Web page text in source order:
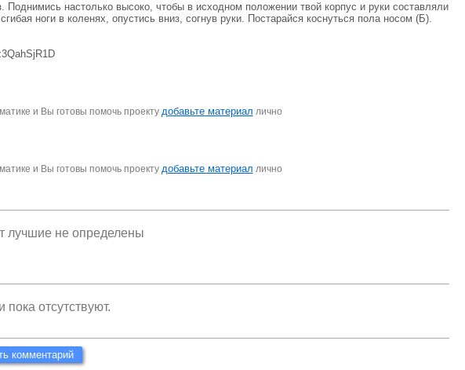
настолько высоко, чтобы в исходном положении твой корпус и руки составляли
ноги в коленях, опустись вниз, согнув руки. Постарайся коснуться пола носом (Б).
и Вы готовы помочь проекту добавьте материал лично
и Вы готовы помочь проекту добавьте материал лично
лучшие не определены
пока отсутствуют.
комментарий